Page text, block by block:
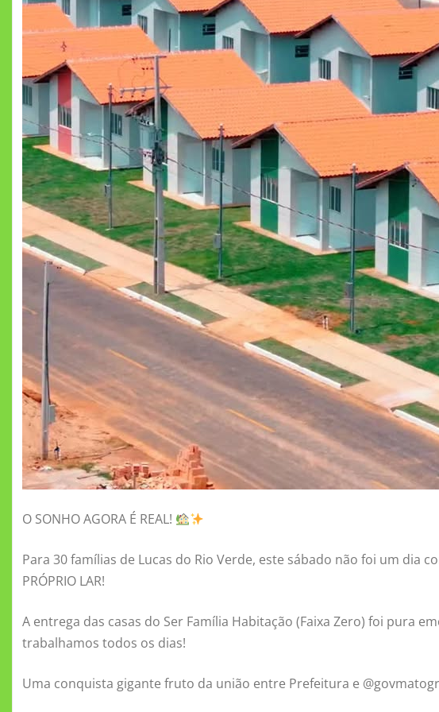
O SONHO AGORA É REAL!
Para 30 famílias de Lucas do Rio Verde, este sábado não foi um dia
PRÓPRIO LAR!
A entrega das casas do Ser Família Habitação (Faixa Zero) foi pura
trabalhamos todos os dias!
Uma conquista gigante fruto da união entre Prefeitura e